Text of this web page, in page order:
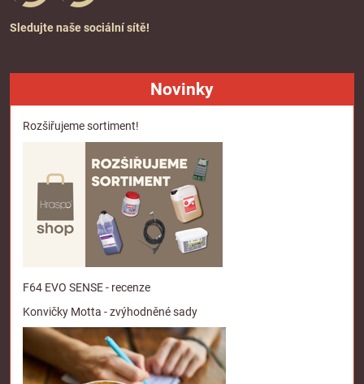
Sledujte naše sociální sítě!
Novinky
Rozšiřujeme sortiment!
F64 EVO SENSE - recenze
Konvičky Motta - zvýhodněné sady